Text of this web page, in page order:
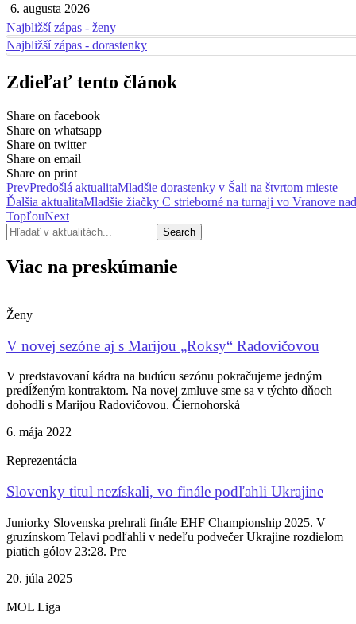
6. augusta 2026
Najbližší zápas - ženy
Najbližší zápas - dorastenky
Zdieľať tento článok
Share on facebook
Share on whatsapp
Share on twitter
Share on email
Share on print
PrevPredošlá aktualitaMladšie dorastenky v Šali na štvrtom mieste
Ďalšia aktualitaMladšie žiačky C strieborné na turnaji vo Vranove nad
TopľouNext
Search
Viac na preskúmanie
Ženy
V novej sezóne aj s Marijou „Roksy“ Radovičovou
V predstavovaní kádra na budúcu sezónu pokračujeme jedným
predĺženým kontraktom. Na novej zmluve sme sa v týchto dňoch
dohodli s Marijou Radovičovou. Čiernohorská
6. mája 2022
Reprezentácia
Slovenky titul nezískali, vo finále podľahli Ukrajine
Juniorky Slovenska prehrali finále EHF Championship 2025. V
gruzínskom Telavi podľahli v nedeľu podvečer Ukrajine rozdielom
piatich gólov 23:28. Pre
20. júla 2025
MOL Liga